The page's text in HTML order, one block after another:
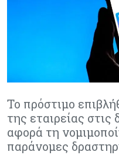
Το πρόστιμο
της εταιρείας στις
αφορά τη
παράνομες